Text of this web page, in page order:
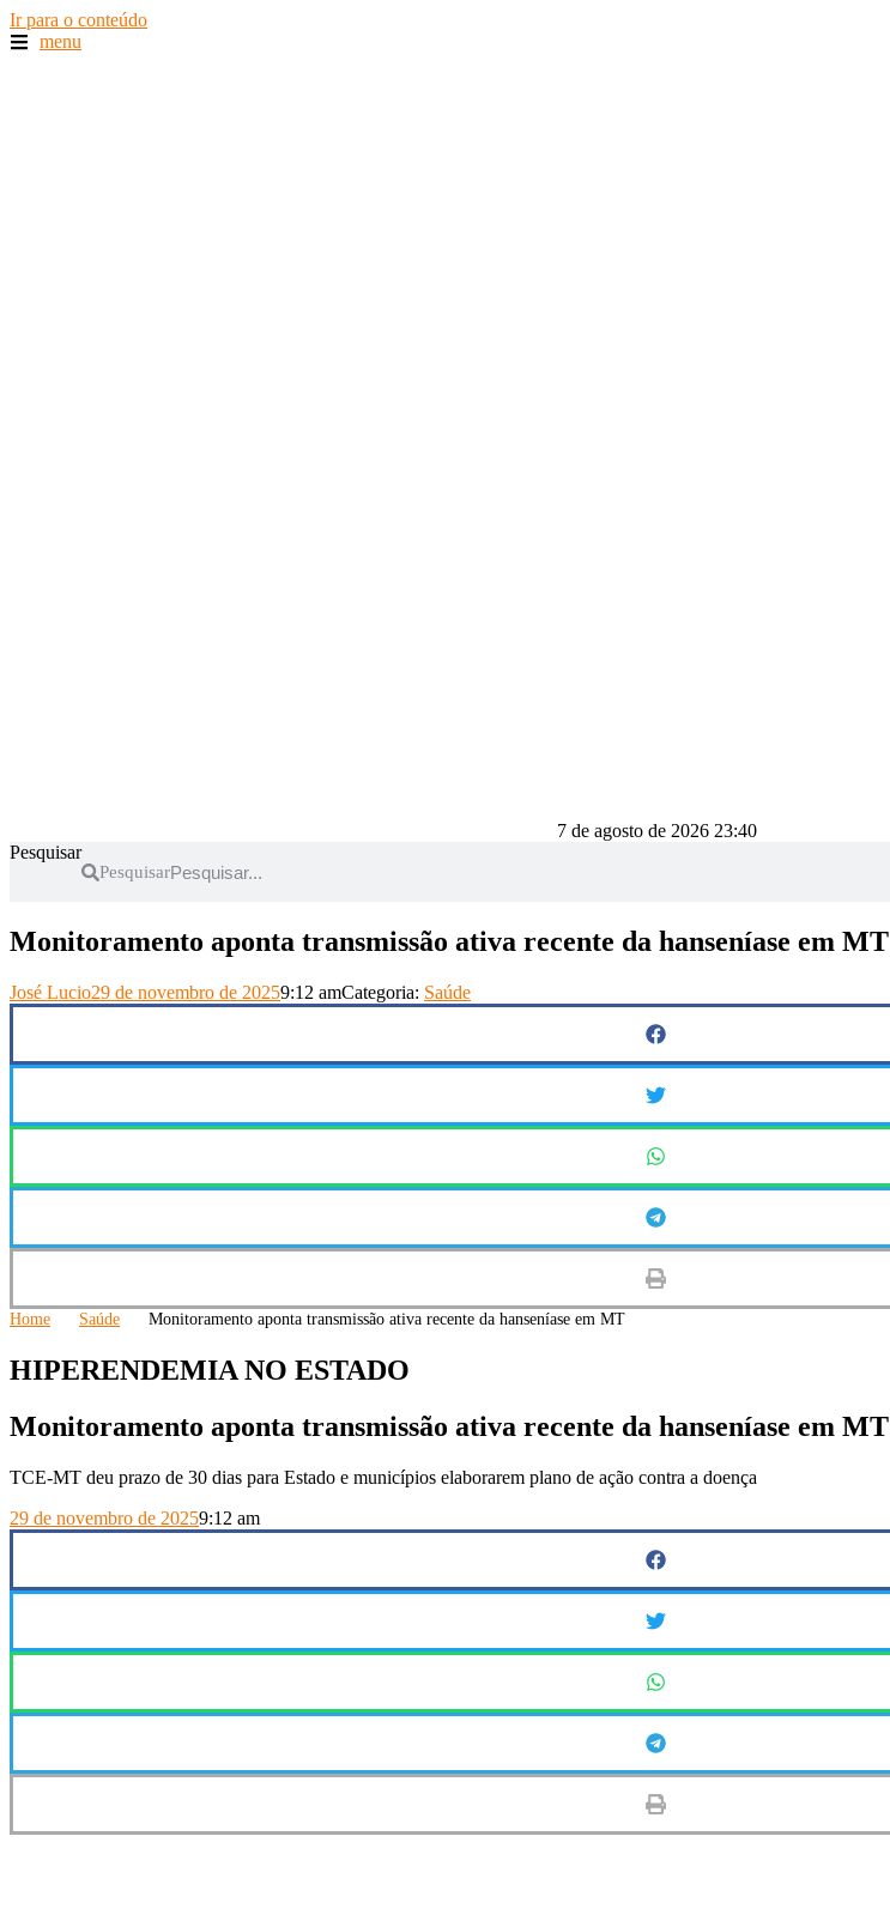
Ir para o conteúdo
menu
7 de agosto de 2026 23:40
Pesquisar
Pesquisar
Monitoramento aponta transmissão ativa recente da hanseníase em MT
José Lucio29 de novembro de 20259:12 amCategoria: Saúde
Home Saúde Monitoramento aponta transmissão ativa recente da hanseníase em MT
HIPERENDEMIA NO ESTADO
Monitoramento aponta transmissão ativa recente da hanseníase em MT
TCE-MT deu prazo de 30 dias para Estado e municípios elaborarem plano de ação contra a doença
29 de novembro de 20259:12 am